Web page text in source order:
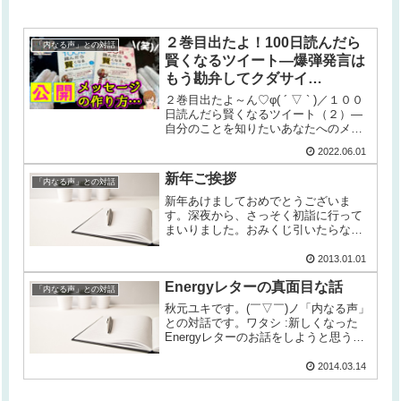
「内なる声」との対話
２巻目出たよ！100日読んだら
賢くなるツイート―爆弾発言は
もう勘弁してクダサイ…
２巻目出たよ～ん♡φ( ´ ▽ ` )／１００
日読んだら賢くなるツイート（２）―
自分のことを知りたいあなたへのメッ
とペーパーバック、同時販売中～。ス
ピリチュアルな存在のメッセージ・ツ
イートを10...
2022.06.01
「内なる声」との対話 新年ご挨拶
新年あけましておめでとうございま
す。深夜から、さっそく初詣に行って
まいりました。おみくじ引いたらなん
て、今年は書籍をきっちり完成させ、
新しいことを進めて行きたいのです
が、どんな感じになるでしょう？久々
に「内...
2013.01.01
「内なる声」との対話 Energyレターの真面目な話
秋元ユキです。(￣▽￣)ノ「内なる声」
との対話です。ワタシ :新しくなった
Energyレターのお話をしようと思うん
良くなったの？ワタシ :えー、良くなっ
た点は・・・(￣▽￣;)b・・・良くなっ
2014.03.14